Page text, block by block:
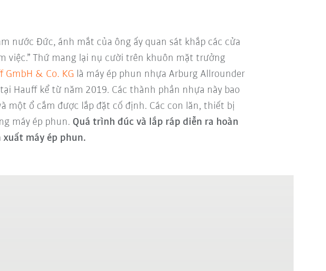
nước Đức, ánh mắt của ông ấy quan sát khắp các cửa
việc.” Thứ mang lại nụ cười trên khuôn mặt trưởng
GmbH & Co. KG là máy ép phun nhựa Arburg Allrounder
Hauff kể từ năm 2019. Các thành phần nhựa này bao
một ổ cắm được lắp đặt cố định. Các con lăn, thiết bị
máy ép phun. Quá trình đúc và lắp ráp diễn ra hoàn
xuất máy ép phun.